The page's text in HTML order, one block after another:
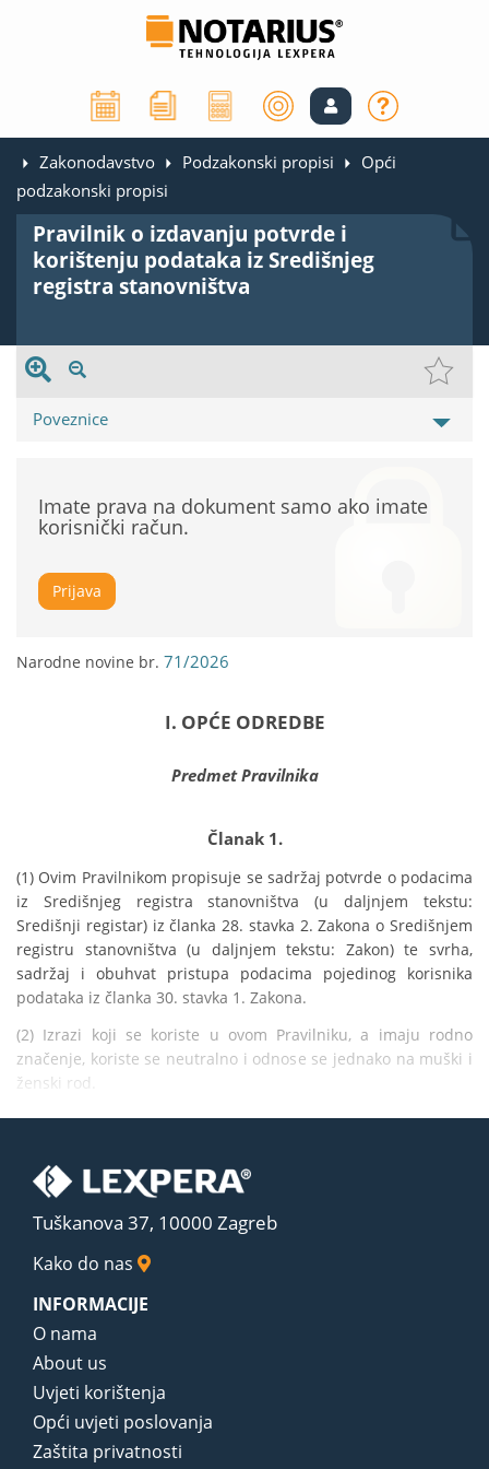
Zakonodavstvo Podzakonski propisi
Opći
podzakonski propisi
Pravilnik o izdavanju potvrde i
korištenju podataka iz Središnjeg
registra stanovništva
Poveznice
Imate prava na dokument samo ako imate
korisnički račun.
Prijava
Narodne novine br. 71/2026
I. OPĆE ODREDBE
Predmet Pravilnika
Članak 1.
(1) Ovim Pravilnikom propisuje se sadržaj potvrde o podacima
iz Središnjeg registra stanovništva (u daljnjem tekstu:
Središnji registar) iz članka 28. stavka 2. Zakona o Središnjem
registru stanovništva (u daljnjem tekstu: Zakon) te svrha,
sadržaj i obuhvat pristupa podacima pojedinog korisnika
podataka iz članka 30. stavka 1. Zakona.
(2) Izrazi koji se koriste u ovom Pravilniku, a imaju rodno
značenje, koriste se neutralno i odnose se jednako na muški i
ženski rod.
Tuškanova 37, 10000 Zagreb
Kako do nas
INFORMACIJE
O nama
About us
Uvjeti korištenja
Opći uvjeti poslovanja
Zaštita privatnosti